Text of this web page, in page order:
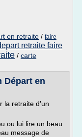
en retraite / faire
retraite faire
/ carte
Départ en
la retraite d'un
ou lui lire un beau
message de